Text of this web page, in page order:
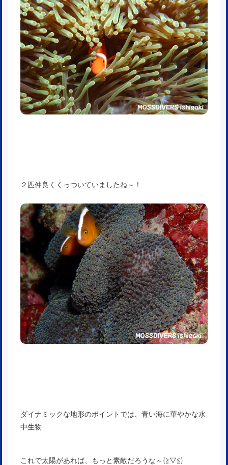
２匹仲良くくっついていましたね～！
ダイナミックな地形のポイントでは、青い海に華やかな水
中生物
これで太陽があれば、もっと素敵だろうな～(≧▽≦)